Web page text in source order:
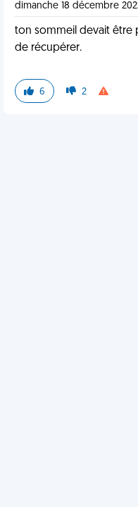
dimanche 18 décembre
ton sommeil devait être
de récupérer.
6 2